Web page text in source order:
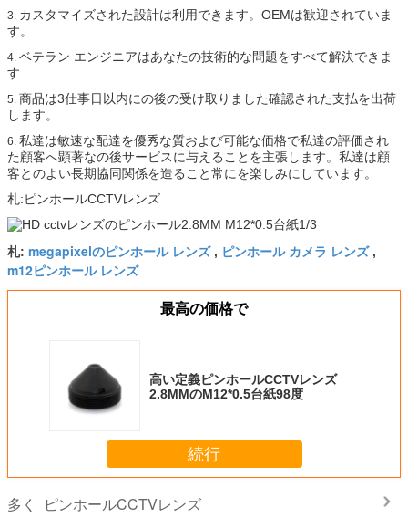
3. カスタマイズされた設計は利用できます。OEMは歓迎されていま
す。
4. ベテラン エンジニアはあなたの技術的な問題をすべて解決できま
す
5. 商品は3仕事日以内にの後の受け取りました確認された支払を出荷
します。
6. 私達は敏速な配達を優秀な質および可能な価格で私達の評価され
た顧客へ顕著なの後サービスに与えることを主張します。私達は顧
客とのよい長期協同関係を造ること常にを楽しみにしています。
札:ピンホールCCTVレンズ
札: megapixelのピンホール レンズ, ピンホール カメラ レンズ,
m12ピンホール レンズ
最高の価格で
高い定義ピンホールCCTVレンズ
2.8MMのM12*0.5台紙98度
続行
多く ピンホールCCTVレンズ